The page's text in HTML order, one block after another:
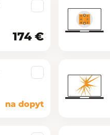
174 €
na dopyt